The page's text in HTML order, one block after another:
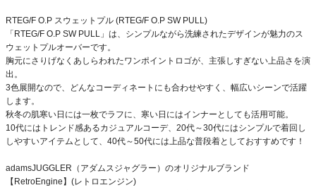
RTEG/F O.P スウェットプル (RTEG/F O.P SW PULL)
「RTEG/F O.P SW PULL」は、シンプルながら洗練されたデザインが魅力のス
ウェットプルオーバーです。
胸元にさりげなくあしらわれたワンポイントロゴが、主張しすぎない上品さを演
出。
3色展開なので、どんなコーディネートにも合わせやすく、幅広いシーンで活躍
します。
秋冬の肌寒い日には一枚でラフに、寒い日にはインナーとしても活用可能。
10代にはトレンド感あるカジュアルコーデ、20代～30代にはシンプルで着回し
しやすいアイテムとして、40代～50代には上品な普段着としておすすめです！
adamsJUGGLER（アダムスジャグラー）のオリジナルブランド
【RetroEngine】(レトロエンジン)